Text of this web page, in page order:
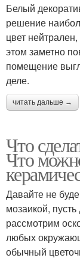
Белый
решение
цвет
этом заметно
помещение
деле.
читать дальше →
Что
Что
Давайте не
мозаикой,
рассмотрим
любых
обычный